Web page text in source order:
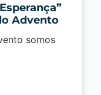
Advento
somos